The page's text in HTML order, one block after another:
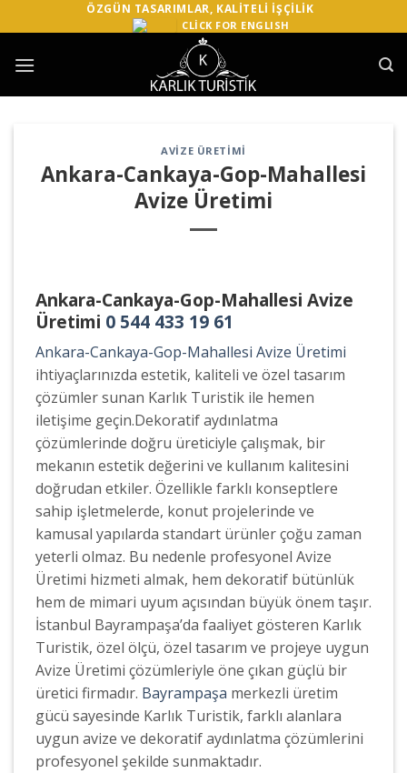
to
content
ÖZGÜN TASARIMLAR, KALITELI İŞÇILIK
CLİCK FOR ENGLISH
AVIZE ÜRETIMI
Ankara-Cankaya-Gop-Mahallesi
Avize Üretimi
Ankara-Cankaya-Gop-Mahallesi Avize
Üretimi 0 544 433 19 61
Ankara-Cankaya-Gop-Mahallesi Avize Üretimi
ihtiyaçlarınızda estetik, kaliteli ve özel tasarım
çözümler sunan Karlık Turistik ile hemen
iletişime geçin.Dekoratif aydınlatma
çözümlerinde doğru üreticiyle çalışmak, bir
mekanın estetik değerini ve kullanım kalitesini
doğrudan etkiler. Özellikle farklı konseptlere
sahip işletmelerde, konut projelerinde ve
kamusal yapılarda standart ürünler çoğu zaman
yeterli olmaz. Bu nedenle profesyonel Avize
Üretimi hizmeti almak, hem dekoratif bütünlük
hem de mimari uyum açısından büyük önem taşır.
İstanbul Bayrampaşa’da faaliyet gösteren Karlık
Turistik, özel ölçü, özel tasarım ve projeye uygun
Avize Üretimi çözümleriyle öne çıkan güçlü bir
üretici firmadır. Bayrampaşa merkezli üretim
gücü sayesinde Karlık Turistik, farklı alanlara
uygun avize ve dekoratif aydınlatma çözümlerini
profesyonel şekilde sunmaktadır.